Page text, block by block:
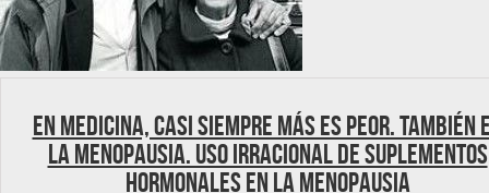
En Medicina, casi siempre más es peor. También
la menopausia. Uso irracional de suplementos
hormonales en la menopausia